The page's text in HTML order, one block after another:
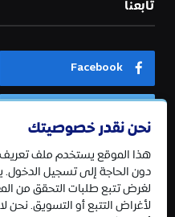
تابعنا
Facebook
Telegram
نحن نقدر خصوصيتك
هذا الموقع يستخدم ملف تعريف
دون الحاجة إلى تسجيل الدخول.
لغرض تتبع طلبات التحقق من
لأغراض التتبع أو التسويق. نحن